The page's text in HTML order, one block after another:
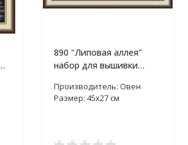
890 "Липовая аллея"
набор для вышивки
Производитель: Овен
Размер: 45х27 см